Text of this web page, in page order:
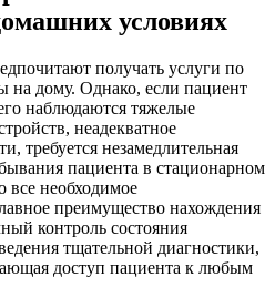
условиях
получать услуги по
на дому. Однако, если пациент
наблюдаются тяжелые
неадекватное
требуется незамедлительная
пациента в стационарном
все необходимое
преимущество нахождения
контроль состояния
тщательной диагностики,
доступ пациента к любым